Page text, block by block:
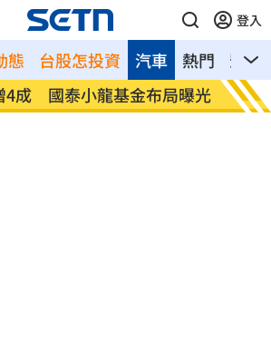
登入
態 台股怎投資 熱門 影音
汽車
4成 國泰小龍基金布局曝光 車是
費